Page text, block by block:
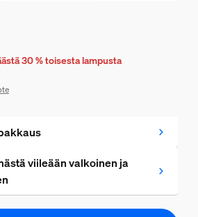
€
30 % toisesta lampusta
viileään valkoinen ja